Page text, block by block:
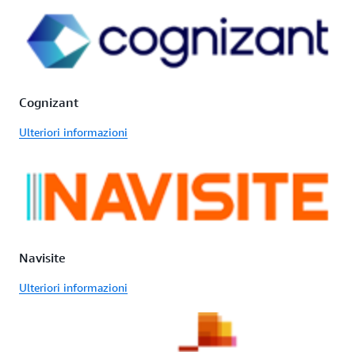
Cognizant
Ulteriori informazioni
Navisite
Ulteriori informazioni